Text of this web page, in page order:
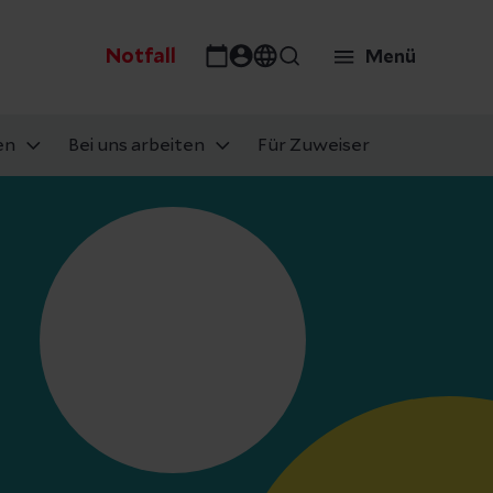
Notfall Menü
Bei uns arbeiten Für Zuweiser